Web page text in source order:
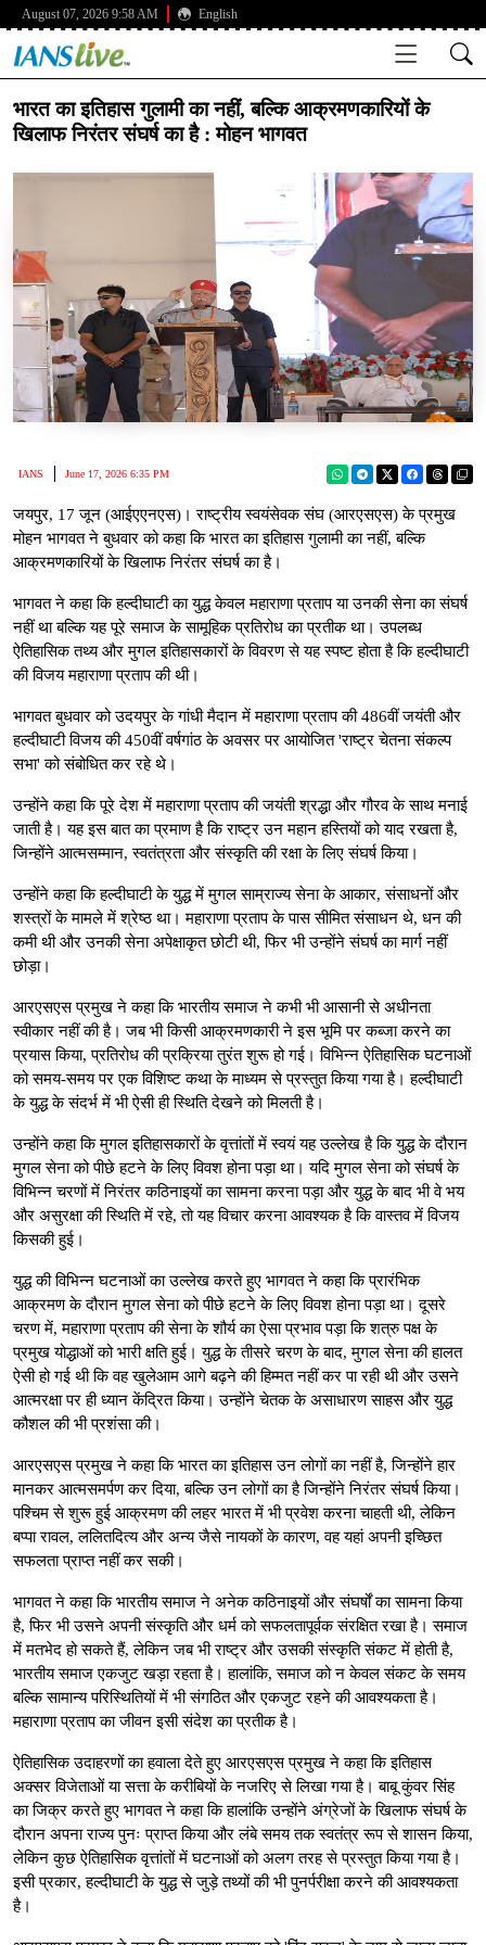
August 07, 2026 9:58 AM English
भारत का इतिहास गुलामी का नहीं, बल्कि आक्रमणकारियों के
खिलाफ निरंतर संघर्ष का है : मोहन भागवत
IANS June 17, 2026 6:35 PM
जयपुर, 17 जून (आईएएनएस)। राष्ट्रीय स्वयंसेवक संघ (आरएसएस) के प्रमुख
मोहन भागवत ने बुधवार को कहा कि भारत का इतिहास गुलामी का नहीं, बल्कि
आक्रमणकारियों के खिलाफ निरंतर संघर्ष का है।
भागवत ने कहा कि हल्दीघाटी का युद्ध केवल महाराणा प्रताप या उनकी सेना का संघर्ष
नहीं था बल्कि यह पूरे समाज के सामूहिक प्रतिरोध का प्रतीक था। उपलब्ध
ऐतिहासिक तथ्य और मुगल इतिहासकारों के विवरण से यह स्पष्ट होता है कि हल्दीघाटी
की विजय महाराणा प्रताप की थी।
भागवत बुधवार को उदयपुर के गांधी मैदान में महाराणा प्रताप की 486वीं जयंती और
हल्दीघाटी विजय की 450वीं वर्षगांठ के अवसर पर आयोजित 'राष्ट्र चेतना संकल्प
सभा' ​​को संबोधित कर रहे थे।
उन्होंने कहा कि पूरे देश में महाराणा प्रताप की जयंती श्रद्धा और गौरव के साथ मनाई
जाती है। यह इस बात का प्रमाण है कि राष्ट्र उन महान हस्तियों को याद रखता है,
जिन्होंने आत्मसम्मान, स्वतंत्रता और संस्कृति की रक्षा के लिए संघर्ष किया।
उन्होंने कहा कि हल्दीघाटी के युद्ध में मुगल साम्राज्य सेना के आकार, संसाधनों और
शस्त्रों के मामले में श्रेष्ठ था। महाराणा प्रताप के पास सीमित संसाधन थे, धन की
कमी थी और उनकी सेना अपेक्षाकृत छोटी थी, फिर भी उन्होंने संघर्ष का मार्ग नहीं
छोड़ा।
आरएसएस प्रमुख ने कहा कि भारतीय समाज ने कभी भी आसानी से अधीनता
स्वीकार नहीं की है। जब भी किसी आक्रमणकारी ने इस भूमि पर कब्जा करने का
प्रयास किया, प्रतिरोध की प्रक्रिया तुरंत शुरू हो गई। विभिन्न ऐतिहासिक घटनाओं
को समय-समय पर एक विशिष्ट कथा के माध्यम से प्रस्तुत किया गया है। हल्दीघाटी
के युद्ध के संदर्भ में भी ऐसी ही स्थिति देखने को मिलती है।
उन्होंने कहा कि मुगल इतिहासकारों के वृत्तांतों में स्वयं यह उल्लेख है कि युद्ध के दौरान
मुगल सेना को पीछे हटने के लिए विवश होना पड़ा था। यदि मुगल सेना को संघर्ष के
विभिन्न चरणों में निरंतर कठिनाइयों का सामना करना पड़ा और युद्ध के बाद भी वे भय
और असुरक्षा की स्थिति में रहे, तो यह विचार करना आवश्यक है कि वास्तव में विजय
किसकी हुई।
युद्ध की विभिन्न घटनाओं का उल्लेख करते हुए भागवत ने कहा कि प्रारंभिक
आक्रमण के दौरान मुगल सेना को पीछे हटने के लिए विवश होना पड़ा था। दूसरे
चरण में, महाराणा प्रताप की सेना के शौर्य का ऐसा प्रभाव पड़ा कि शत्रु पक्ष के
प्रमुख योद्धाओं को भारी क्षति हुई। युद्ध के तीसरे चरण के बाद, मुगल सेना की हालत
ऐसी हो गई थी कि वह खुलेआम आगे बढ़ने की हिम्मत नहीं कर पा रही थी और उसने
आत्मरक्षा पर ही ध्यान केंद्रित किया। उन्होंने चेतक के असाधारण साहस और युद्ध
कौशल की भी प्रशंसा की।
आरएसएस प्रमुख ने कहा कि भारत का इतिहास उन लोगों का नहीं है, जिन्होंने हार
मानकर आत्मसमर्पण कर दिया, बल्कि उन लोगों का है जिन्होंने निरंतर संघर्ष किया।
पश्चिम से शुरू हुई आक्रमण की लहर भारत में भी प्रवेश करना चाहती थी, लेकिन
बप्पा रावल, ललितदित्य और अन्य जैसे नायकों के कारण, वह यहां अपनी इच्छित
सफलता प्राप्त नहीं कर सकी।
भागवत ने कहा कि भारतीय समाज ने अनेक कठिनाइयों और संघर्षों का सामना किया
है, फिर भी उसने अपनी संस्कृति और धर्म को सफलतापूर्वक संरक्षित रखा है। समाज
में मतभेद हो सकते हैं, लेकिन जब भी राष्ट्र और उसकी संस्कृति संकट में होती है,
भारतीय समाज एकजुट खड़ा रहता है। हालांकि, समाज को न केवल संकट के समय
बल्कि सामान्य परिस्थितियों में भी संगठित और एकजुट रहने की आवश्यकता है।
महाराणा प्रताप का जीवन इसी संदेश का प्रतीक है।
ऐतिहासिक उदाहरणों का हवाला देते हुए आरएसएस प्रमुख ने कहा कि इतिहास
अक्सर विजेताओं या सत्ता के करीबियों के नजरिए से लिखा गया है। बाबू कुंवर सिंह
का जिक्र करते हुए भागवत ने कहा कि हालांकि उन्होंने अंग्रेजों के खिलाफ संघर्ष के
दौरान अपना राज्य पुनः प्राप्त किया और लंबे समय तक स्वतंत्र रूप से शासन किया,
लेकिन कुछ ऐतिहासिक वृत्तांतों में घटनाओं को अलग तरह से प्रस्तुत किया गया है।
इसी प्रकार, हल्दीघाटी के युद्ध से जुड़े तथ्यों की भी पुनर्परीक्षा करने की आवश्यकता
है।